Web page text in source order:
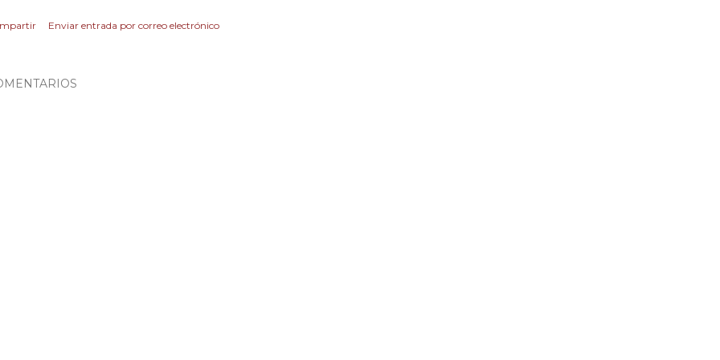
Enviar entrada por correo electrónico